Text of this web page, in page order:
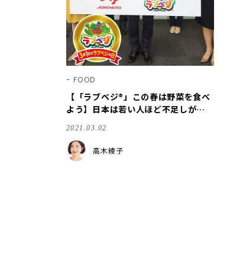
FOOD
【「ラブベジ®」この春は野菜を食べ
よう】日本は若い人ほど不足しが
とは
2021.03.02
高木綾子